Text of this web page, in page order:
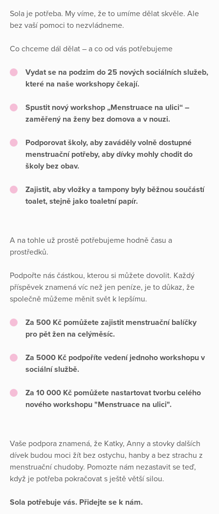
Sola je potřeba. My víme, že to umíme dělat skvěle. Ale
bez vaší pomoci to nezvládneme.
Co chceme dál dělat – a co od vás potřebujeme
Vydat se na podzim do 25 nových sociálních služeb,
které na naše workshopy čekají.
Spustit nový workshop „Menstruace na ulici“ –
zaměřený na ženy bez domova a v nouzi.
Podporovat školy, aby zaváděly volně dostupné
menstruační potřeby, aby dívky mohly chodit do
školy bez obav.
Zajistit, aby vložky a tampony byly běžnou součástí
toalet, stejně jako toaletní papír.
A na tohle už prostě potřebujeme hodně času a
prostředků.
Podpořte nás částkou, kterou si můžete dovolit. Každý
příspěvek znamená víc než jen peníze, je to důkaz, že
společně můžeme měnit svět k lepšímu.
Za 500 Kč pomůžete zajistit menstruační balíčky
pro pět žen na celýměsíc.
Za 5000 Kč podpoříte vedení jednoho workshopu v
sociální službě.
Za 10 000 Kč pomůžete nastartovat tvorbu celého
nového workshopu "Menstruace na ulici".
Vaše podpora znamená, že Katky, Anny a stovky dalších
dívek budou moci žít bez ostychu, hanby a bez strachu z
menstruační chudoby. Pomozte nám nezastavit se teď,
když je potřeba pokračovat s ještě větší silou.
Sola potřebuje vás. Přidejte se k nám.